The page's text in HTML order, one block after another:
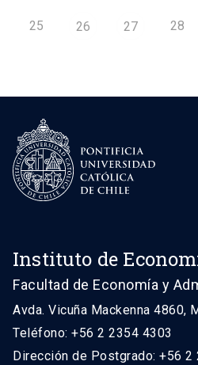
25 26 27 28
Instituto de
Facultad de Economía y
Avda. Vicuña Mackenna 4860,
Teléfono: +56 2 2354 4303
Dirección de Postgrado: +56 2